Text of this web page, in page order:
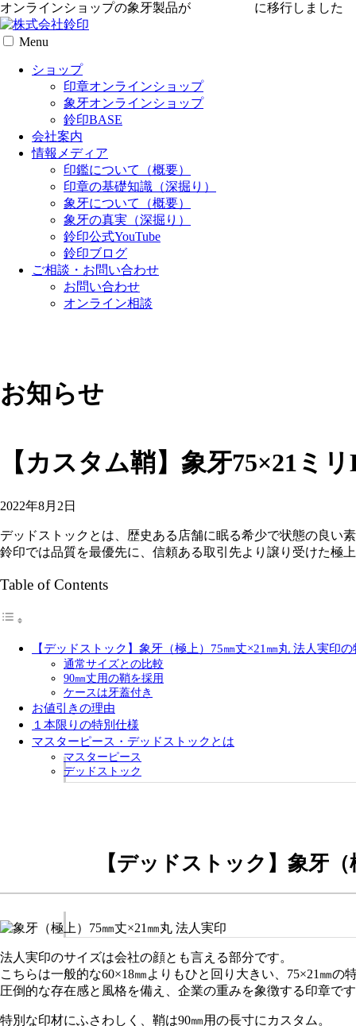
オンラインショップの象牙製品が に移行しました
Menu
ショップ
印章オンラインショップ
象牙オンラインショップ
鈴印BASE
会社案内
情報メディア
印鑑について（概要）
印章の基礎知識（深掘り）
象牙について（概要）
象牙の真実（深掘り）
鈴印公式YouTube
鈴印ブログ
ご相談・お問い合わせ
お問い合わせ
オンライン相談
お知らせ
【カスタム鞘】象牙75×21
2022年8月2日
デッドストックとは、歴史ある店舗に眠る希少で状態の良い
鈴印では品質を最優先に、信頼ある取引先より譲り受けた極
Table of Contents
【デッドストック】象牙（極上）75㎜丈×21㎜丸 法人実印の
通常サイズとの比較
90㎜丈用の鞘を採用
ケースは牙蓋付き
お値引きの理由
１本限りの特別仕様
マスターピース・デッドストックとは
マスターピース
デッドストック
【デッドストック】象牙
法人実印のサイズは会社の顔とも言える部分です。
こちらは一般的な60×18㎜よりもひと回り大きい、75×21㎜の
圧倒的な存在感と風格を備え、企業の重みを象徴する印章で
特別な印材にふさわしく、鞘は90㎜用の長寸にカスタム。